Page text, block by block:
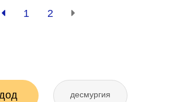
1 2
десмургия